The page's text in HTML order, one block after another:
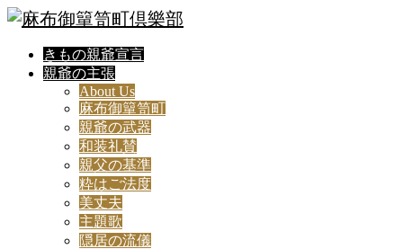
きもの親爺宣言
親爺の主張
About Us
麻布御簞笥町
親爺の武器
和装礼賛
親父の基準
粋はご法度
美丈夫
主題歌
隠居の流儀